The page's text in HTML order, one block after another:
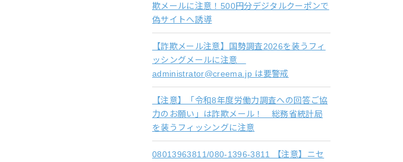
欺メールに注意！500円分デジタルクーポンで
偽サイトへ誘導
【詐欺メール注意】国勢調査2026を装うフィ
ッシングメールに注意
administrator@creema.jp は要警戒
【注意】「令和8年度労働力調査への回答ご協
力のお願い」は詐欺メール！ 総務省統計局
を装うフィッシングに注意
08013963811/080-1396-3811 【注意】ニセ